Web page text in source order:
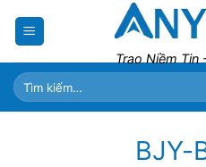
Trao Niềm Tin
Tìm
kiếm:
BJY-